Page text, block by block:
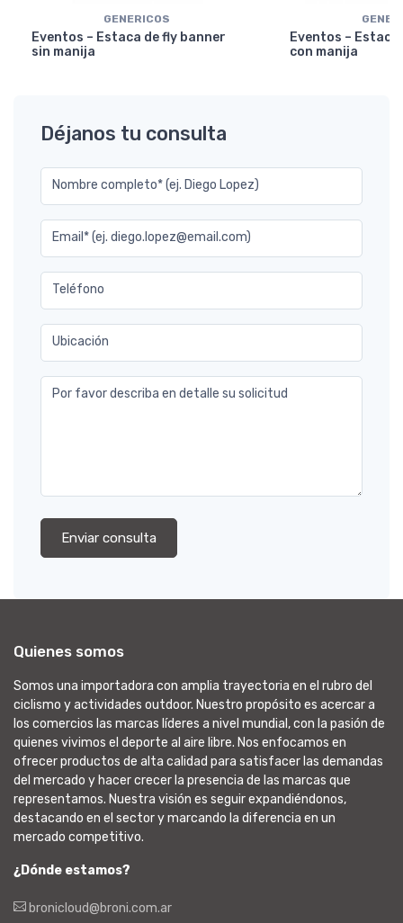
GENERICOS
Eventos – Estaca de fly banner
sin manija
Eventos –
con manija
Déjanos tu consulta
Nombre completo* (ej. Diego Lopez)
Email* (ej. diego.lopez@email.com)
Teléfono
Ubicación
Por favor describa en detalle su solicitud
Enviar consulta
Quienes somos
Somos una importadora con amplia trayectoria en el rubro del
ciclismo y actividades outdoor. Nuestro propósito es acercar a
los comercios las marcas líderes a nivel mundial, con la pasión de
quienes vivimos el deporte al aire libre. Nos enfocamos en
ofrecer productos de alta calidad para satisfacer las demandas
del mercado y hacer crecer la presencia de las marcas que
representamos. Nuestra visión es seguir expandiéndonos,
destacando en el sector y marcando la diferencia en un
mercado competitivo.
¿Dónde estamos?
bronicloud@broni.com.ar